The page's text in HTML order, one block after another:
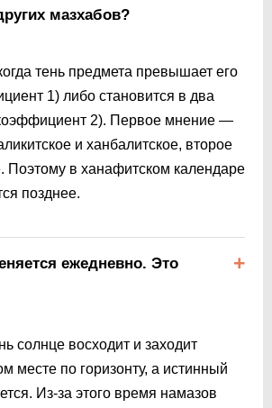
мазхабов?
тень предмета превышает его
1) либо становится в два
2). Первое мнение —
и ханбалитское, второе
Поэтому в ханафитском календаре
позднее.
ежедневно. Это
солнце восходит и заходит
месте по горизонту, а истинный
Из-за этого время намазов